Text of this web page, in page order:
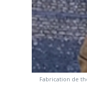
Fabrication de